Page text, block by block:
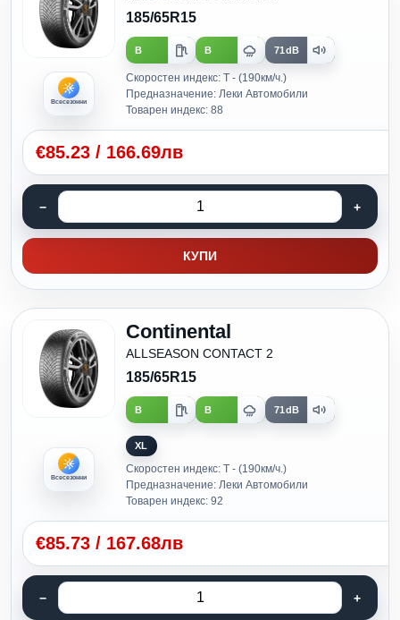
Всесезонни
185/65R15
B B 71dB
Скоростен индекс: T - (190км/ч.)
Предназначение: Леки Автомобили
Товарен индекс: 88
€85.23 / 166.69лв
КУПИ
Всесезонни
Continental
ALLSEASON CONTACT 2
185/65R15
B B 71dB
XL
Скоростен индекс: T - (190км/ч.)
Предназначение: Леки Автомобили
Товарен индекс: 92
€85.73 / 167.68лв